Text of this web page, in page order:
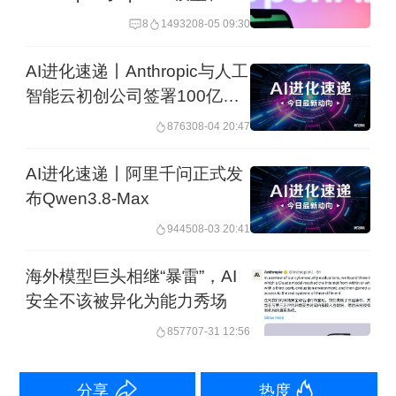
在于，未来资本支出持续增加，若人工
智能服务需求未达预期，谷歌可能面临
利润率和盈利压力。此外，IPO市场的竞
争异常激烈，如果投资者选择将资金分
配给谷歌，SpaceX、Anthropic和
OpenAI等其他即将上市的新股必然会受
英伟达切入个人电脑芯片领域
台北电脑展COMPUTEX召开前，英伟达
CEO黄仁勋在台北流行音乐中心进行了
8 1493208-05 09:30
AI进化速递丨Anthropic与人工
智能云初创公司签署100亿美
876308-04 20:47
AI进化速递丨阿里千问正式发
布Qwen3.8-Max
944508-03 20:41
海外模型巨头相继“暴雷”，AI
安全不该被异化为能力秀场
857707-31 12:56
分享 热度